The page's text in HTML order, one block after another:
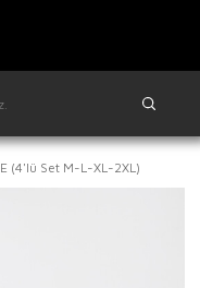
(4'lü Set M-L-XL-2XL)